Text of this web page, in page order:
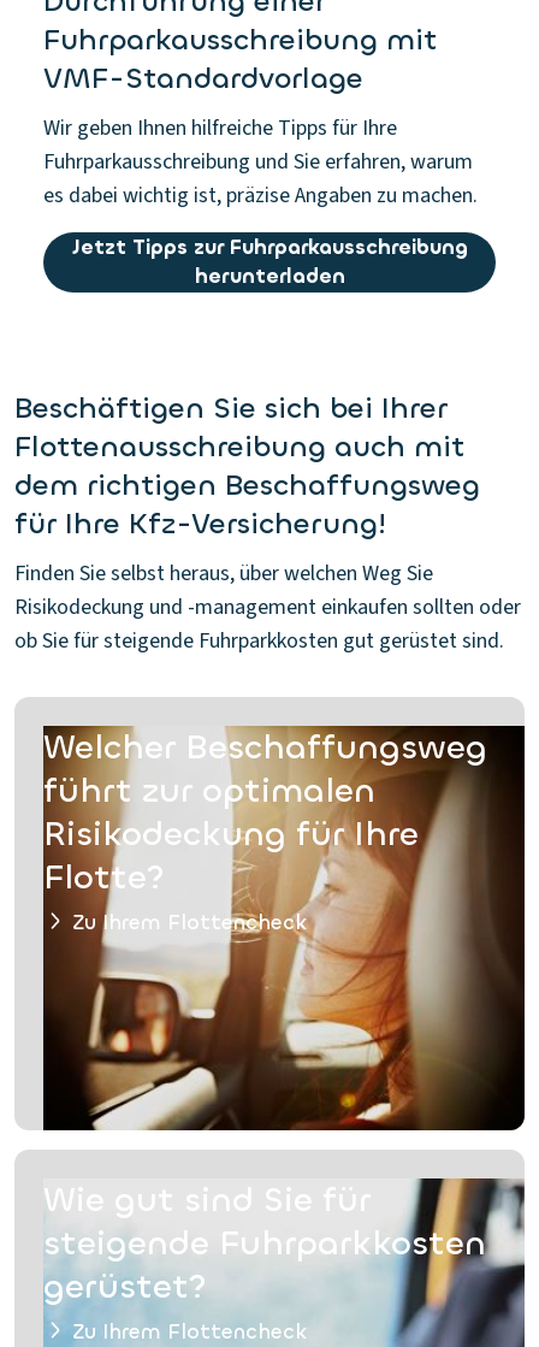
Fuhrparkausschreibung mit
VMF-Standardvorlage
Wir geben Ihnen hilfreiche Tipps für Ihre
Fuhrparkausschreibung und Sie erfahren, warum
es dabei wichtig ist, präzise Angaben zu machen.
Jetzt Tipps zur Fuhrparkausschreibung
herunterladen
Beschäftigen Sie sich bei Ihrer
Flottenausschreibung auch mit
dem richtigen Beschaffungsweg
für Ihre Kfz-Versicherung!
Finden Sie selbst heraus, über welchen Weg Sie
Risikodeckung und -management einkaufen sollten oder
ob Sie für steigende Fuhrparkkosten gut gerüstet sind.
Welcher Beschaffungsweg
führt zur optimalen
Risikodeckung für Ihre
Flotte?
Zu Ihrem Flottencheck
Wie gut sind Sie für
steigende Fuhrparkkosten
gerüstet?
Zu Ihrem Flottencheck